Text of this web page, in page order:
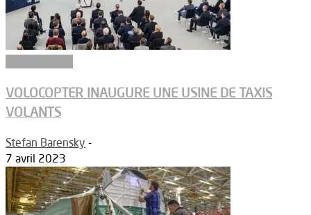
VOLOCOPTER INAUGURE UNE USINE DE TAXIS
VOLANTS
Stefan Barensky -
7 avril 2023